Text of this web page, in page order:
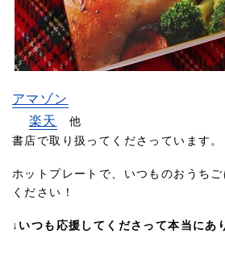
アマゾン
楽天
他
書店で取り扱ってくださっています。
ホットプレートで、いつものおうち
ください！
↓いつも応援してくださって本当にあ